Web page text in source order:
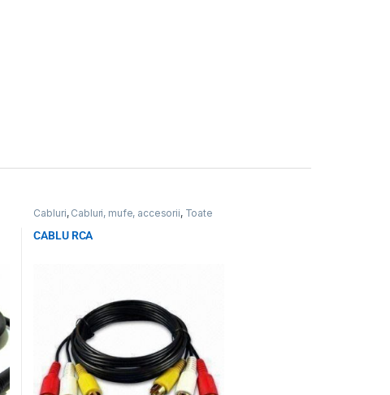
Cabluri, Cabluri, mufe, accesorii, Toate
CABLU RCA